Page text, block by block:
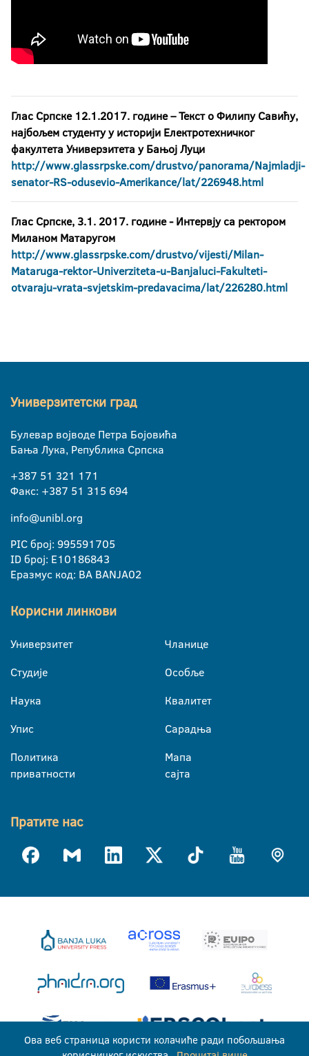
Глас Српске 12.1.2017. године– Текст о Филипу Савићу,
најбољем студенту у историји Eлектротехничког
факултета Универзитета у Бањој Луци
http://www.glassrpske.com/drustvo/panorama/Najmladji-
senator-RS-odusevio-Amerikance/lat/226948.html
Глас Српске, 3.1. 2017. године- Интервју са ректором
Миланом Матаругом
http://www.glassrpske.com/drustvo/vijesti/Milan-
Mataruga-rektor-Univerziteta-u-Banjaluci-Fakulteti-
otvaraju-vrata-svjetskim-predavacima/lat/226280.html
Универзитетски град
Булевар војводе Петра Бојовића
Бања Лука, Република Српска
+387 51 321 171
Факс: +387 51 315 694
info@unibl.org
PIC број: 995591705
ID број: E10186843
Еразмус код: BA BANJA02
Корисни линкови
Универзитет
Студије
Наука
Упис
Политика
приватности
Чланице
Особље
Квалитет
Сарадња
Мапа
сајта
Пратите нас
Ова веб страница користи колачиће ради побољшања